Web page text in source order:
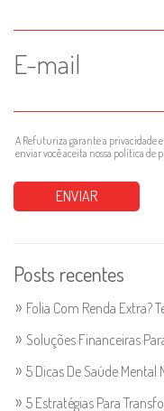
E-mail
A Refuturiza garante a privacidade e
enviar você aceita nossa política de
Posts recentes
Folia Com Renda Extra?
Soluções Financeiras
5 Dicas De Saúde Mental
5 Estratégias Para